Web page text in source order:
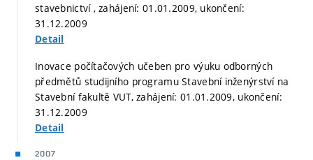
stavebnictví , zahájení: 01.01.2009, ukončení:
31.12.2009
Detail
Inovace počítačových učeben pro výuku odborných
předmětů studijního programu Stavební inženýrství na
Stavební fakultě VUT, zahájení: 01.01.2009, ukončení:
31.12.2009
Detail
2007